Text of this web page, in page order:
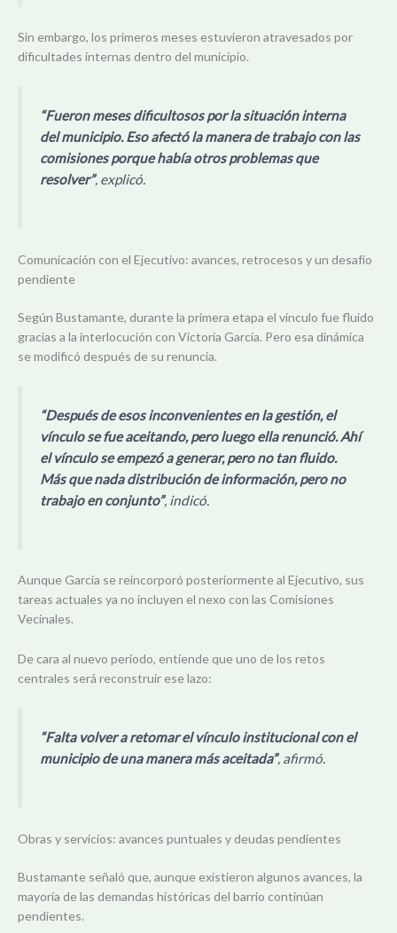
Sin embargo, los primeros meses estuvieron atravesados por
dificultades internas dentro del municipio.
“Fueron meses dificultosos por la situación interna
del municipio. Eso afectó la manera de trabajo con las
comisiones porque había otros problemas que
resolver”, explicó.
Comunicación con el Ejecutivo: avances, retrocesos y un desafío
pendiente
Según Bustamante, durante la primera etapa el vínculo fue fluido
gracias a la interlocución con Victoria García. Pero esa dinámica
se modificó después de su renuncia.
“Después de esos inconvenientes en la gestión, el
vínculo se fue aceitando, pero luego ella renunció. Ahí
el vínculo se empezó a generar, pero no tan fluido.
Más que nada distribución de información, pero no
trabajo en conjunto”, indicó.
Aunque García se reincorporó posteriormente al Ejecutivo, sus
tareas actuales ya no incluyen el nexo con las Comisiones
Vecinales.
De cara al nuevo período, entiende que uno de los retos
centrales será reconstruir ese lazo:
“Falta volver a retomar el vínculo institucional con el
municipio de una manera más aceitada”, afirmó.
Obras y servicios: avances puntuales y deudas pendientes
Bustamante señaló que, aunque existieron algunos avances, la
mayoría de las demandas históricas del barrio continúan
pendientes.